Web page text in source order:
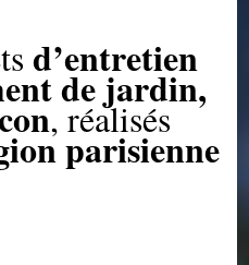
d’entretien
de jardin,
, réalisés
parisienne